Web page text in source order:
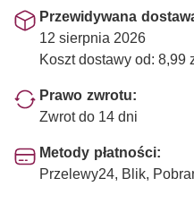
Przewidywana
12 sierpnia 2026
Koszt dostawy od: 8,99
Prawo zwrotu:
Zwrot do 14 dni
Metody płatności:
Przelewy24, Blik,